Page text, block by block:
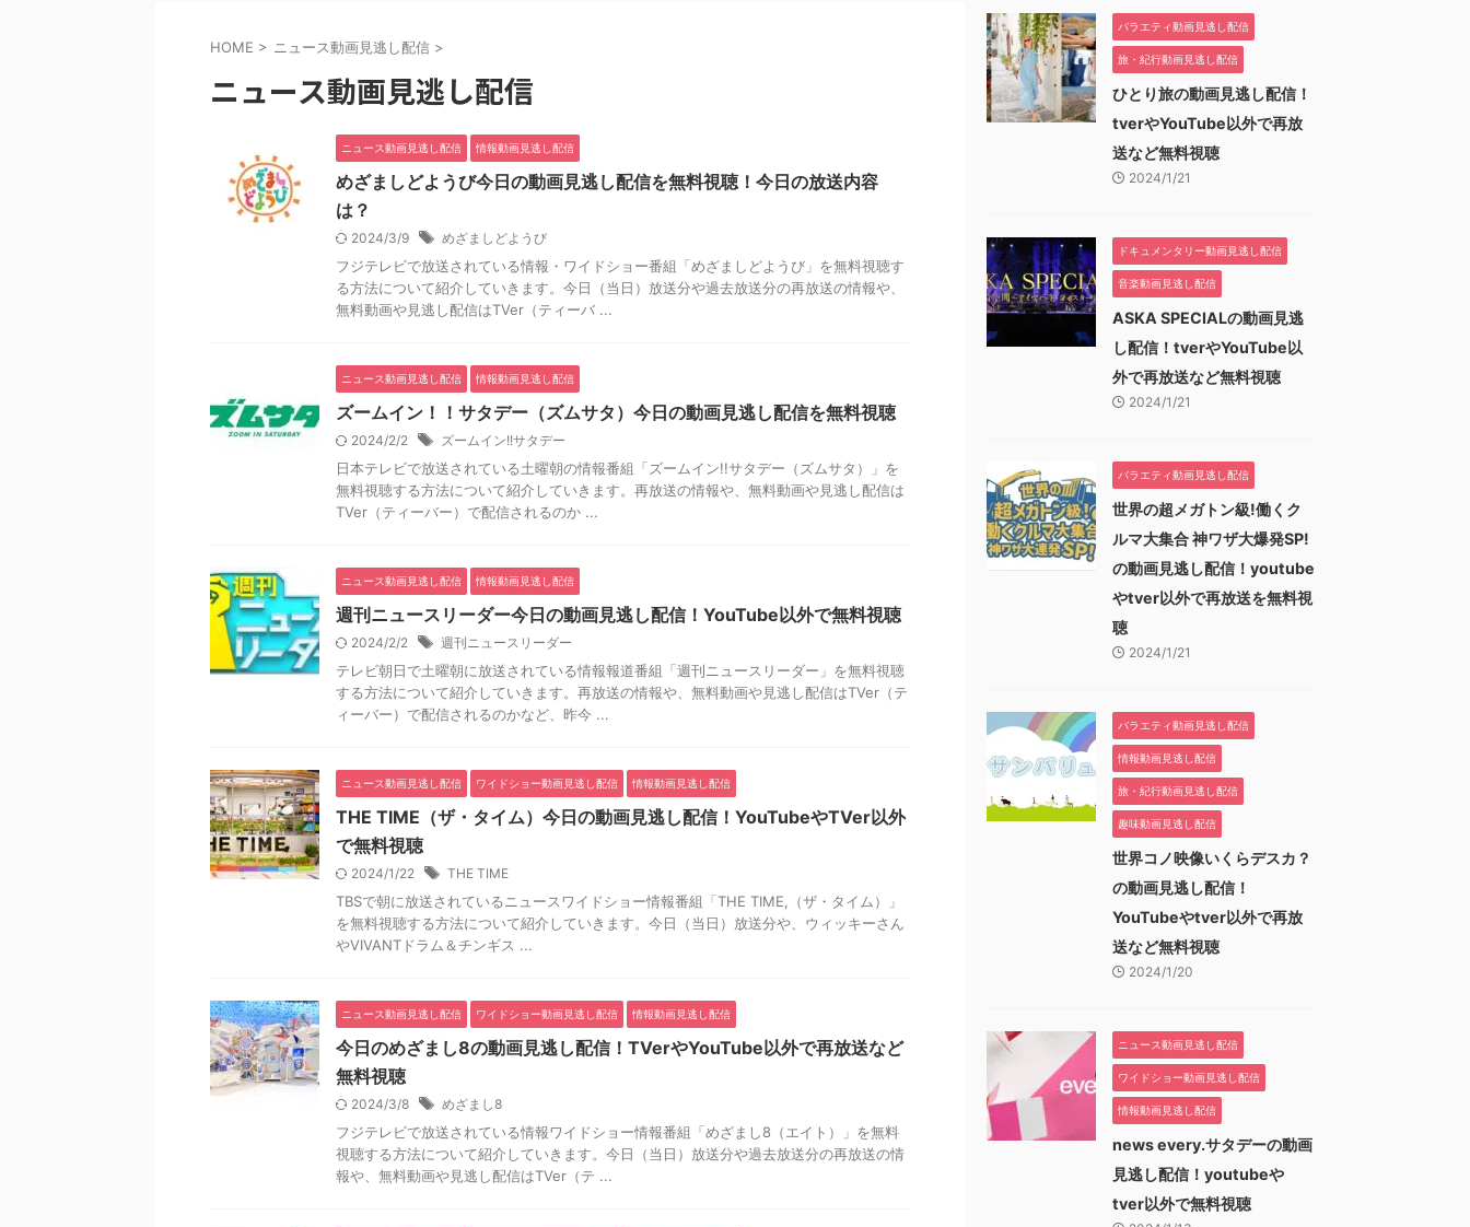
HOME > ニュース動画見逃し配信 >
ニュース動画見逃し配信
ニュース動画見逃し配信 情報動画見逃し配信
めざましどようび今日の動画見逃し配信を無料視聴！今日の放送内容
は？
2024/3/9 めざましどようび
フジテレビで放送されている情報・ワイドショー番組「めざましどようび」を無料視聴す
る方法について紹介していきます。今日（当日）放送分や過去放送分の再放送の情報や、
無料動画や見逃し配信はTVer（ティーバ ...
ニュース動画見逃し配信 情報動画見逃し配信
ズームイン！！サタデー（ズムサタ）今日の動画見逃し配信を無料視聴
2024/2/2 ズームイン!!サタデー
日本テレビで放送されている土曜朝の情報番組「ズームイン!!サタデー（ズムサタ）」を
無料視聴する方法について紹介していきます。再放送の情報や、無料動画や見逃し配信は
TVer（ティーバー）で配信されるのか ...
ニュース動画見逃し配信 情報動画見逃し配信
週刊ニュースリーダー今日の動画見逃し配信！YouTube以外で無料視聴
2024/2/2 週刊ニュースリーダー
テレビ朝日で土曜朝に放送されている情報報道番組「週刊ニュースリーダー」を無料視聴
する方法について紹介していきます。再放送の情報や、無料動画や見逃し配信はTVer（テ
ィーバー）で配信されるのかなど、昨今 ...
ニュース動画見逃し配信 ワイドショー動画見逃し配信 情報動画見逃し配信
THE TIME（ザ・タイム）今日の動画見逃し配信！YouTubeやTVer以外
で無料視聴
2024/1/22 THE TIME
TBSで朝に放送されているニュースワイドショー情報番組「THE TIME,（ザ・タイム）」
を無料視聴する方法について紹介していきます。今日（当日）放送分や、ウィッキーさん
やVIVANTドラム＆チンギス ...
ニュース動画見逃し配信 ワイドショー動画見逃し配信 情報動画見逃し配信
今日のめざまし8の動画見逃し配信！TVerやYouTube以外で再放送など
無料視聴
2024/3/8 めざまし8
フジテレビで放送されている情報ワイドショー情報番組「めざまし8（エイト）」を無料
視聴する方法について紹介していきます。今日（当日）放送分や過去放送分の再放送の情
報や、無料動画や見逃し配信はTVer（テ ...
バラエティ動画見逃し配信
旅・紀行動画見逃し配信
ひとり旅の動画見逃し配信！
tverやYouTube以外で再放
送など無料視聴
2024/1/21
ドキュメンタリー動画見逃し配信
音楽動画見逃し配信
ASKA SPECIALの動画見逃
し配信！tverやYouTube以
外で再放送など無料視聴
2024/1/21
バラエティ動画見逃し配信
世界の超メガトン級!働くク
ルマ大集合 神ワザ大爆発SP!
の動画見逃し配信！youtube
やtver以外で再放送を無料視
聴
2024/1/21
バラエティ動画見逃し配信
情報動画見逃し配信
旅・紀行動画見逃し配信
趣味動画見逃し配信
世界コノ映像いくらデスカ？
の動画見逃し配信！
YouTubeやtver以外で再放
送など無料視聴
2024/1/20
ニュース動画見逃し配信
ワイドショー動画見逃し配信
情報動画見逃し配信
news every.サタデーの動画
見逃し配信！youtubeや
tver以外で無料視聴